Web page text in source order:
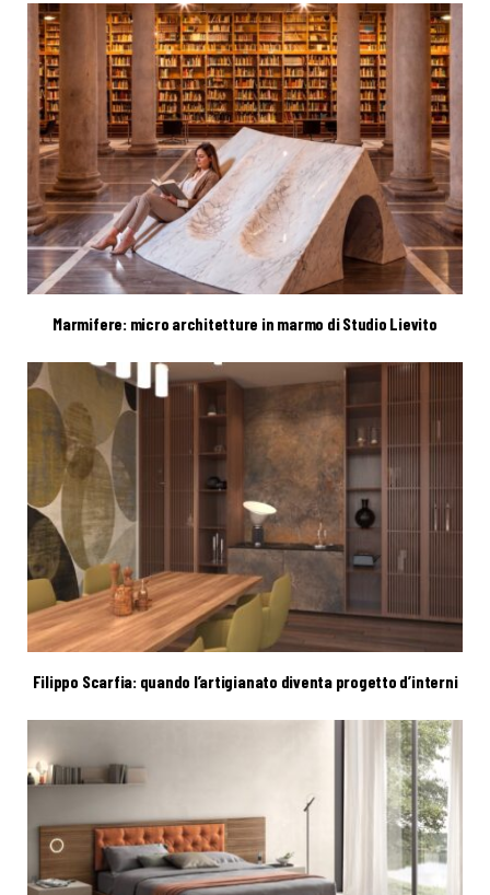
Marmifere: micro architetture in marmo di Studio Lievito
Filippo Scarfia: quando l’artigianato diventa progetto d’interni